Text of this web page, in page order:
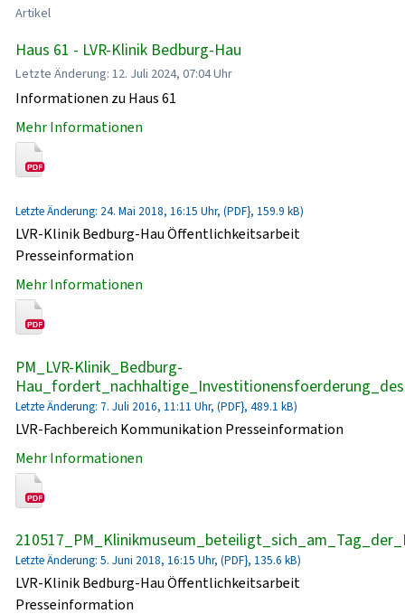
Artikel
Haus 61 - LVR-Klinik Bedburg-Hau
Letzte Änderung: 12. Juli 2024, 07:04 Uhr
Informationen zu Haus 61
Mehr Informationen
Letzte Änderung: 24. Mai 2018, 16:15 Uhr, (PDF}, 159.9 kB)
LVR-Klinik Bedburg-Hau Öffentlichkeitsarbeit
Presseinformation
Mehr Informationen
PM_LVR-Klinik_Bedburg-
Letzte Änderung: 7. Juli 2016, 11:11 Uhr, (PDF}, 489.1 kB)
LVR-Fachbereich Kommunikation Presseinformation
Mehr Informationen
Letzte Änderung: 5. Juni 2018, 16:15 Uhr, (PDF}, 135.6 kB)
LVR-Klinik Bedburg-Hau Öffentlichkeitsarbeit
Presseinformation